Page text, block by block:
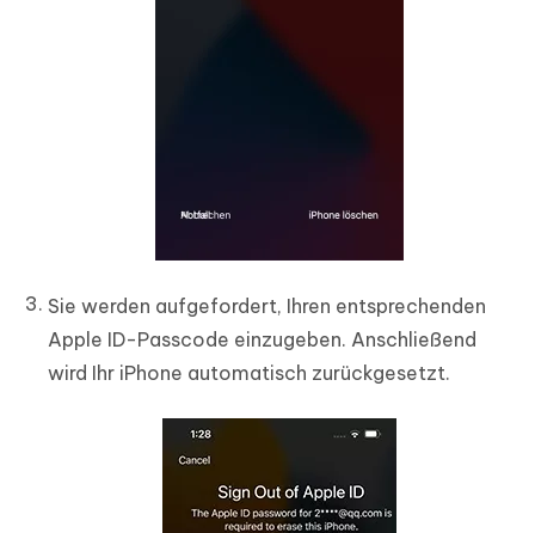
Sie werden aufgefordert, Ihren entsprechenden
Apple ID-Passcode einzugeben. Anschließend
wird Ihr iPhone automatisch zurückgesetzt.